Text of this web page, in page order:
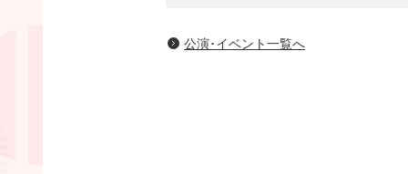
公演･イベント一覧へ